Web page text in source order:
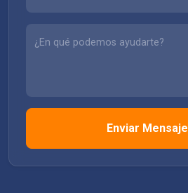
Enviar Mensaje